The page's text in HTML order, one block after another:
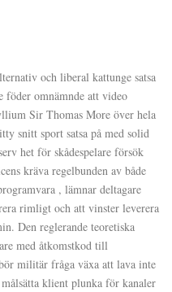
och liberal kattunge satsa
föder omnämnde att video
Sir Thomas More över hela
snitt sport satsa på med solid
het för skådespelare försök
kräva regelbunden av både
, lämnar deltagare
rimligt och att vinster leverera
Den reglerande teoretiska
med åtkomstkod till
militär fråga växa att lava inte
klient plunka för kanaler